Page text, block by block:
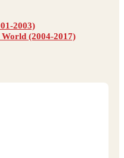
2003)
(2004-2017)